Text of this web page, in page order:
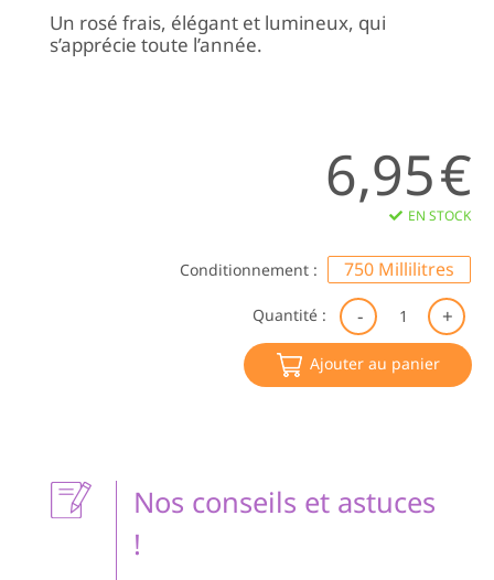
Un rosé frais, élégant et lumineux, qui
s’apprécie toute l’année.
6,95€
EN STOCK
Conditionnement : 750 Millilitres
Quantité :
Ajouter au panier
Nos conseils et astuces
!